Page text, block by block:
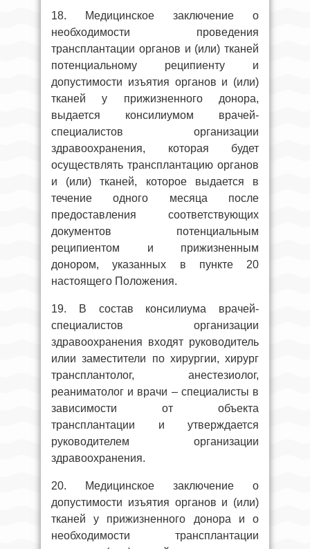
18. Медицинское заключение о
необходимости проведения
трансплантации органов и (или) тканей
потенциальному реципиенту и
допустимости изъятия органов и (или)
тканей у прижизненного донора,
выдается консилиумом врачей-
специалистов организации
здравоохранения, которая будет
осуществлять трансплантацию органов
и (или) тканей, которое выдается в
течение одного месяца после
предоставления соответствующих
документов потенциальным
реципиентом и прижизненным
донором, указанных в пункте 20
настоящего Положения.
19. В состав консилиума врачей-
специалистов организации
здравоохранения входят руководитель
илии заместители по хирургии, хирург
трансплантолог, анестезиолог,
реаниматолог и врачи – специалисты в
зависимости от объекта
трансплантации и утверждается
руководителем организации
здравоохранения.
20. Медицинское заключение о
допустимости изъятия органов и (или)
тканей у прижизненного донора и о
необходимости трансплантации